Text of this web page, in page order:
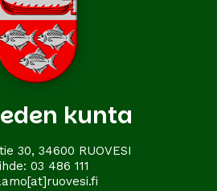
kunta
30, 34600 RUOVESI
03 486 111